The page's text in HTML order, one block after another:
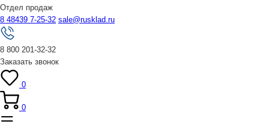
Отдел продаж
8 48439 7-25-32 sale@rusklad.ru
8 800 201-32-32
Заказать звонок
0
0